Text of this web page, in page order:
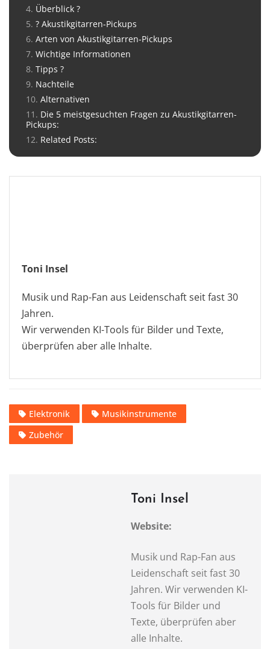
Überblick ?
? Akustikgitarren-Pickups
Arten von Akustikgitarren-Pickups
Wichtige Informationen
Tipps ?
Nachteile
Alternativen
Die 5 meistgesuchten Fragen zu Akustikgitarren-
Pickups:
Related Posts:
Toni Insel
Musik und Rap-Fan aus Leidenschaft seit fast 30
Jahren.
Wir verwenden KI-Tools für Bilder und Texte,
überprüfen aber alle Inhalte.
Elektronik
Musikinstrumente
Zubehör
Toni Insel
Website:
Musik und Rap-Fan aus
Leidenschaft seit fast 30
Jahren. Wir verwenden KI-
Tools für Bilder und
Texte, überprüfen aber
alle Inhalte.